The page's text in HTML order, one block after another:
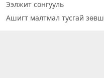
Ээлжит сонгууль
Ашигт малтмал тусгай